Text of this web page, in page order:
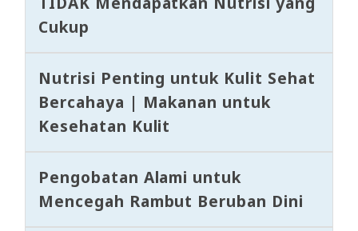
Cukup
Nutrisi Penting untuk Kulit Sehat
Bercahaya | Makanan untuk
Kesehatan Kulit
Pengobatan Alami untuk
Mencegah Rambut Beruban Dini